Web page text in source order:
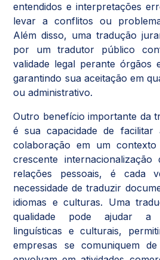
entendidos e interpretações
levar a conflitos ou
Além disso, uma tradução
por um tradutor público
validade legal perante órgãos
garantindo sua aceitação em
ou administrativo.
Outro benefício importante da
é sua capacidade de
colaboração em um
crescente
relações pessoais, é cada
necessidade de traduzir
idiomas e culturas. Uma
qualidade pode ajudar a
linguísticas e culturais,
empresas se comuniquem